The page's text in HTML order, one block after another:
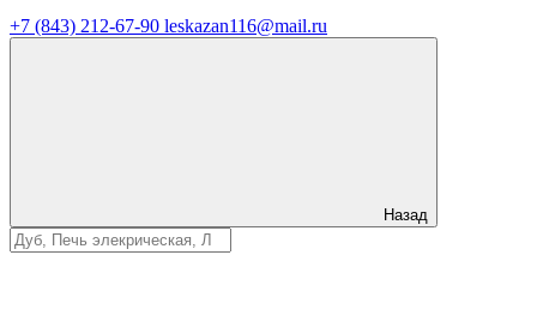
+7 (843) 212-67-90 leskazan116@mail.ru
Назад